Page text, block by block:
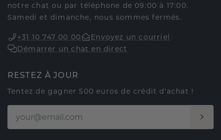
notre chat ou par téléphone de 09:00 à 17:00.
Samedi et dimanche, nous sommes fermés.
+31 10 747 00 00
Envoyez un courriel
Démarrer un chat en direct
RESTEZ À JOUR
Tentez de gagner 500 euros de crédit d'achat !